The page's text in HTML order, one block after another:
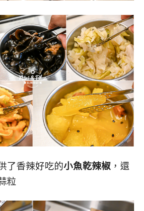
了香辣好吃的小魚乾辣椒 ，還
粒